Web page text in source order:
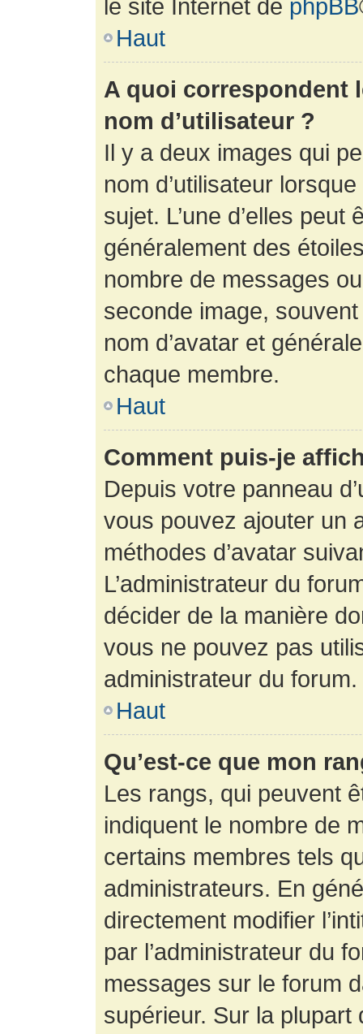
le site Internet de phpBB
Haut
A quoi correspondent
nom d’utilisateur ?
Il y a deux images qui
nom d’utilisateur
sujet. L’une d’elles
généralement des
nombre de messages
seconde image,
nom d’avatar et
chaque membre.
Haut
Comment puis-je
Depuis votre panneau
vous pouvez ajouter un
méthodes d’avatar
L’administrateur du
décider de la manière
vous ne pouvez pas
administrateur du forum.
Haut
Qu’est-ce que mon
Les rangs, qui peuvent
indiquent le nombre de
certains membres tels
administrateurs. En
directement modifier
par l’administrateur du
messages sur le forum
supérieur. Sur la